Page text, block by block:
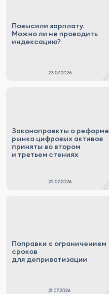
Повысили зарплату.
Можно ли не проводить
индексацию?
Законопроекты о реформе
рынка цифровых активов
приняты во втором
и третьем стениях
Поправки с ограничением
сроков
для деприватизации